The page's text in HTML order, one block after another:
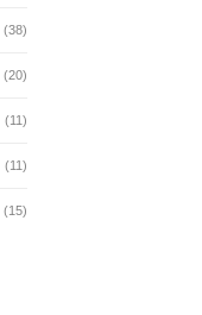
(38)
(20)
(11)
(11)
(15)